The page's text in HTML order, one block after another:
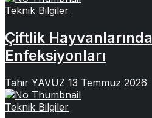
Teknik Bilgiler
Çiftlik
Enfeksiyonları
Tahir YAVUZ 13 Temmuz 2026
Teknik Bilgiler